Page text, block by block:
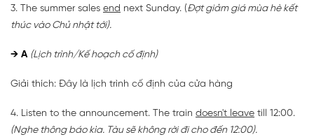
3. The summer sales end next Sunday. (Đợt giảm giá mùa hè kết
thúc vào Chủ nhật tới).
→ A (Lịch trình/Kế hoạch cố định)
Giải thích: Đây là lịch trình cố định của cửa hàng
4. Listen to the announcement. The train doesn't leave till 12:00.
(Nghe thông báo kìa. Tàu sẽ không rời đi cho đến 12:00).